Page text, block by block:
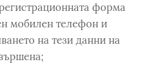
форма
мобилен телефон и
на тези данни на